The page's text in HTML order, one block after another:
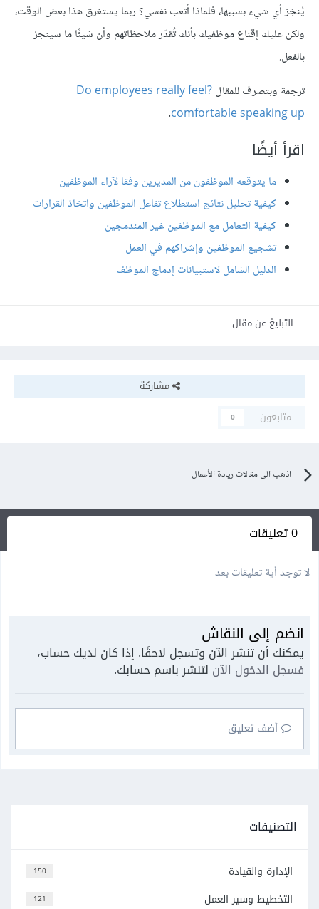
يُنجَز أي شيء بسببها، فلماذا أتعب نفسي؟ ربما يستغرق هذا بعض الوقت،
ولكن عليك إقناع موظفيك بأنك تُقدّر ملاحظاتهم وأن شيئًا ما سينجز
بالفعل.
ترجمة وبتصرف للمقال ?Do employees really feel
comfortable speaking up
.
اقرأ أيضًا
ما يتوقعه الموظفون من المديرين وفقا لآراء الموظفين
كيفية تحليل نتائج استطلاع تفاعل الموظفين واتخاذ القرارات
كيفية التعامل مع الموظفين غير المندمجين
تشجيع الموظفين وإشراكهم في العمل
الدليل الشامل لاستبيانات إدماج الموظف
التبليغ عن مقال
مشاركة
متابعون
0
اذهب الى مقالات ريادة الأعمال
0 تعليقات
لا توجد أية تعليقات بعد
انضم إلى النقاش
يمكنك أن تنشر الآن وتسجل لاحقًا. إذا كان لديك حساب،
فسجل الدخول الآن لتنشر باسم حسابك.
أضف تعليق
التصنيفات
150 الإدارة والقيادة
121 التخطيط وسير العمل